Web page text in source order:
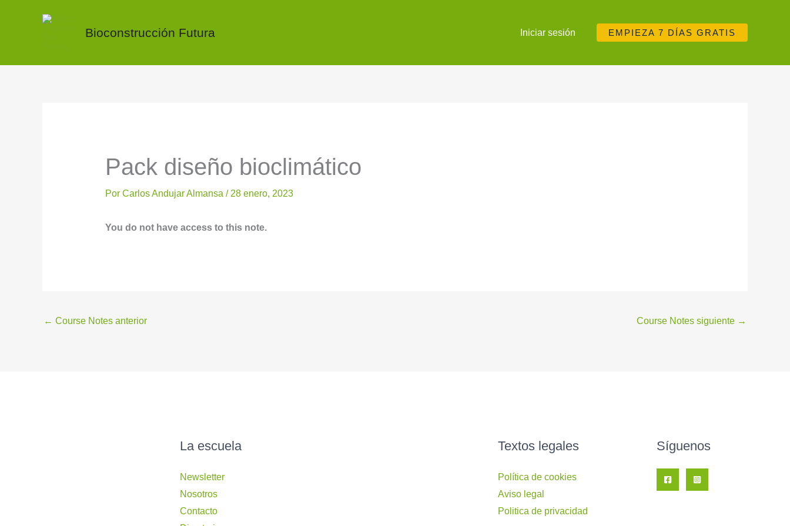
Bioconstrucción Futura Iniciar sesión EMPIEZA 7 DÍAS GRATIS
Pack diseño bioclimático
Por Carlos Andujar Almansa /28 enero, 2023
You do not have access to this note.
← Course Notes anterior Course Notes siguiente →
La escuela
Newsletter
Nosotros
Contacto
Textos legales
Política de cookies
Aviso legal
Politica de privacidad
Síguenos